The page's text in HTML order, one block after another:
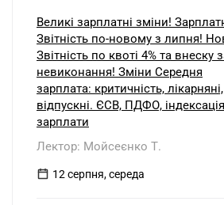
Великі зарплатні зміни!
Звітність по-новому з липня!
Звітність по квоті 4% та внеску
невиконання! Зміни Середня
зарплата: критичність, лікарняні,
відпускні. ЄСВ, ПДФО, індексація
зарплати
Лектор: Мойсеєнко Т.
12 серпня, середа